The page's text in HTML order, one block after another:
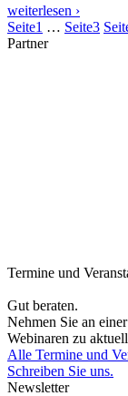
weiterlesen ›
Seite1 … Seite3
Partner
Termine und
Gut beraten.
Nehmen Sie an
Webinaren zu
Alle Termine und
Schreiben Sie uns.
Newsletter